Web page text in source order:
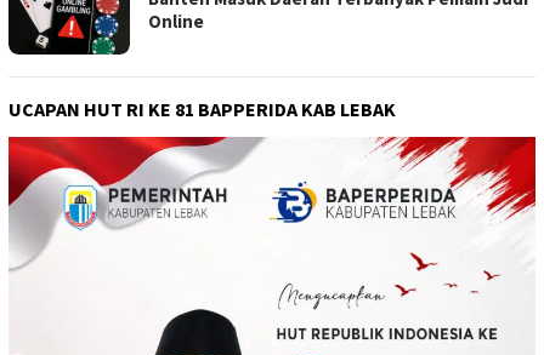
Online
UCAPAN HUT RI KE 81 BAPPERIDA KAB LEBAK